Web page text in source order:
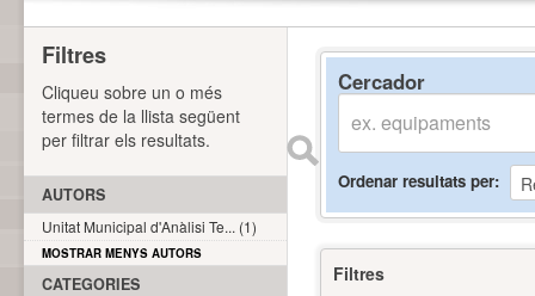
Cercador
Ordenar resultats per
Filtres
Filtres
Cliqueu sobre un o més
termes de la llista següent
per filtrar els resultats.
AUTORS
Unitat Municipal d'Anàlisi Te... (1)
MOSTRAR MENYS AUTORS
CATEGORIES